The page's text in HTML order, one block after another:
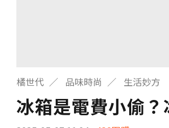
橘世代 品味時尚 生活妙方
冰箱是電費小偷